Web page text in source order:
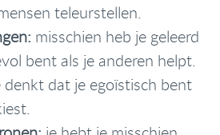
teleurstellen.
misschien heb je geleerd
bent als je anderen helpt.
denkt dat je egoïstisch bent